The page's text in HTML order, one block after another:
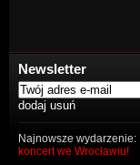
Newsletter
Najnowsze wydarzenie:
koncert we Wrocławiu!